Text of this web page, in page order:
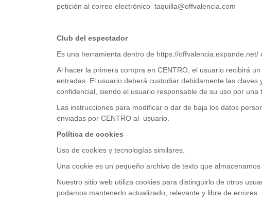
petición al correo electrónico taquilla@offvalencia.com
Club del espectador
Es una herramienta dentro de https://
Al hacer la primera compra en CENTRO, el usuario recibirá
entradas. El usuario deberá custodiar debidamente las
confidencial, siendo el usuario responsable de su uso por
Las instrucciones para modificar o dar de baja los datos
enviadas por CENTRO al usuario.
Política de cookies
Uso de cookies y tecnologías similares.
Una cookie es un pequeño archivo de texto que
Nuestro sitio web utiliza cookies para distinguirlo de otros
podamos mantenerlo actualizado, relevante y libre de